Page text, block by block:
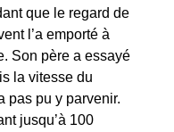
que le regard de
l’a emporté à
Son père a essayé
la vitesse du
pas pu y parvenir.
jusqu’à 100